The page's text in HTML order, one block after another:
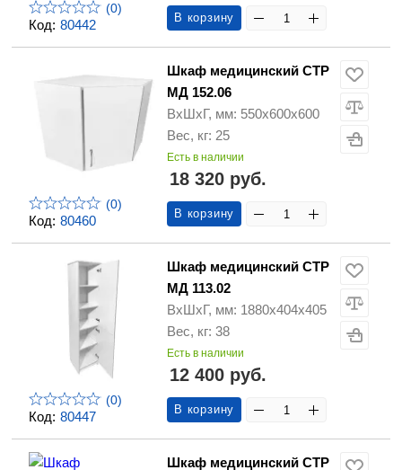
Код: 80442
(0)
В корзину
Код: 80460
(0)
Шкаф медицинский СТР
МД 152.06
ВхШхГ, мм: 550х600х600
Вес, кг: 25
Есть в наличии
18 320 руб.
В корзину
Код: 80447
(0)
Шкаф медицинский СТР
МД 113.02
ВхШхГ, мм: 1880х404х405
Вес, кг: 38
Есть в наличии
12 400 руб.
В корзину
Шкаф медицинский СТР